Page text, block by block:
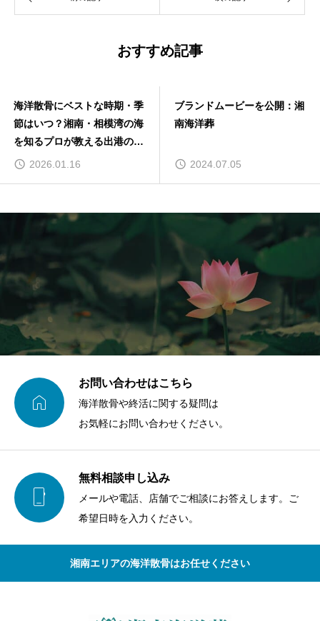
おすすめ記事
海洋散骨にベストな時期・季
節はいつ？湘南・相模湾の海
を知るプロが教える出港の選
び方2026.01.16
ブランドムービーを公開：湘
南海洋葬
2024.07.05

お問い合わせはこちら
海洋散骨や終活に関する疑問は
お気軽にお問い合わせください。

無料相談申し込み
メールや電話、店舗でご相談にお答えします。ご
希望日時を入力ください。
湘南エリアの海洋散骨はお任せください